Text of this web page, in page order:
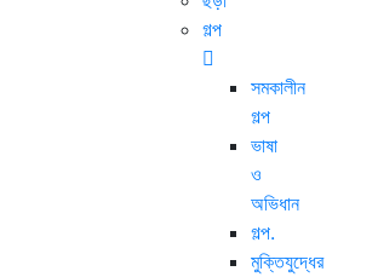
গল্প
সমকালীন
গল্প
ভাষা
ও
অভিধান
গল্প.
মুক্তিযুদ্ধের